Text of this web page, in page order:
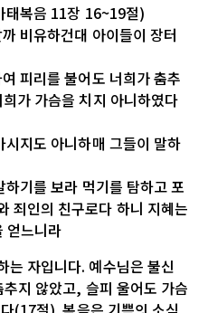
복음 11장 16~19절)
비유하건대 아이들이 장터
피리를 불어도 너희가 춤추
가 가슴을 치지 아니하였다
지도 아니하매 그들이 말하
기를 보라 먹기를 탐하고 포
죄인의 친구로다 하니 지혜는
얻느니라
는 자입니다. 예수님은 불신
지 않았고, 슬피 울어도 가슴